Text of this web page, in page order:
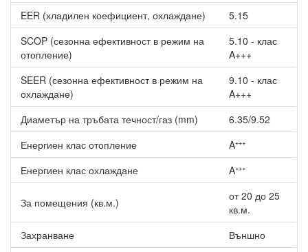
Plasma Quad филтър
До 99% от съдържанието на бактерии, вируси, алергени,
мухъл и прах са неутрализирани с филтъра Plasma Quad.
Подложен на тестове с жив вирус е установено, че нарушава
клетъчната структура на вирусите и бактериите.
Полъх от Kirigamine
С помощта на вентилационния профил климатиците от серия
Kirigamine пресъздават въздушни вълни, носещи усещането
за истински бриз Чрез функцията „естествен поток“ в
системата се запазва вентилационен профил, базиран на
измервания на въздушните течения, направени в местността
Kirigamine в Япония.
Други характеристики на Хиперинверторен климатик
Mitsubishi Electric MSZ-FH25VE/MUZ-FH25VE, 9000 BTU,
Клас A+++
EER (хладилен коефициент, охлаждане)
5.15
SCOP (сезонна ефективност в режим на
отопление)
5.10 - клас
A+++
SEER (сезонна ефективност в режим на
охлаждане)
9.10 - клас
A+++
Диаметър на тръбата течност/газ (mm)
6.35/9.52
Енергиен клас отопление
Aᐩᐩᐩ
Енергиен клас охлаждане
Aᐩᐩᐩ
За помещения (кв.м.)
от 20 до 25
кв.м.
Захранване
Външно